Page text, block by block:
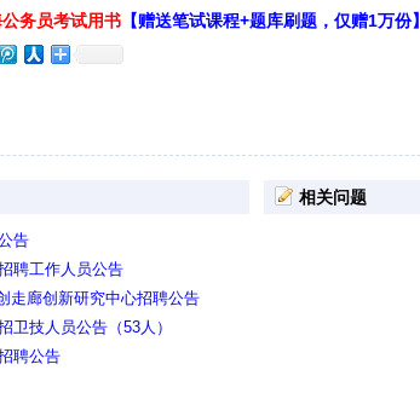
务员考试用书 【赠送笔试课程+题库刷题，仅赠1万份】
告
聘工作人员公告
走廊创新研究中心招聘公告
卫技人员公告（53人）
聘公告
相关问题